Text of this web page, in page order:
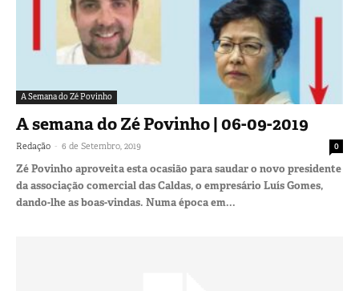
A Semana do Zé Povinho
A semana do Zé Povinho | 06-09-2019
Redação - 6 de Setembro, 2019 0
Zé Povinho aproveita esta ocasião para saudar o novo presidente
da associação comercial das Caldas, o empresário Luís Gomes,
dando-lhe as boas-vindas. Numa época em...